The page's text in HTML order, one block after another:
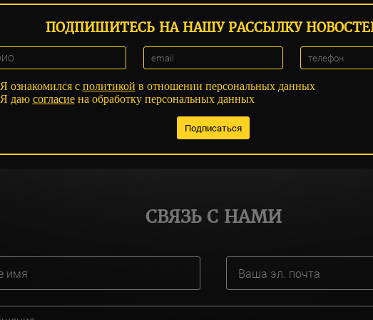
ПОДПИШИТЕСЬ НА НАШУ РАССЫЛКУ
Я ознакомился с политикой в отношении персональных данных
Я даю согласиена обработку персональных данных
СВЯЗЬ С НАМИ